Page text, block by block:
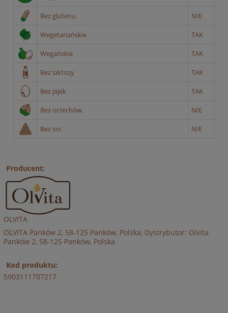
Bez glutenu NIE
Wegetariańskie TAK
Wegańskie TAK
Bez laktozy TAK
Bez jajek TAK
Bez orzechów NIE
Bez soi NIE
Producent:
OLVITA
OLVITA Panków 2, 58-125 Panków, Polska, Dystrybutor: Olvita
Panków 2, 58-125 Panków, Polska
Kod produktu:
5903111707217